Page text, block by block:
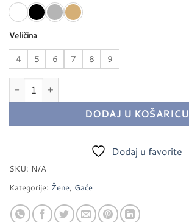
Veličina
4 5 6 7 8 9
Ženske slip gaće - Aydogan količina
DODAJ U KOŠARICU
Dodaj u favorite
SKU: N/A
Kategorije: Žene, Gaće